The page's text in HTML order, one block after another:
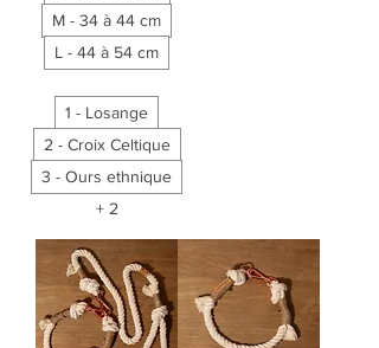
M - 34 à 44 cm
L - 44 à 54 cm
1 - Losange
2 - Croix Celtique
3 - Ours ethnique
+ 2